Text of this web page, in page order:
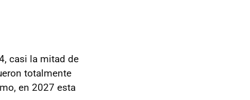
casi la mitad de
totalmente
en 2027 esta